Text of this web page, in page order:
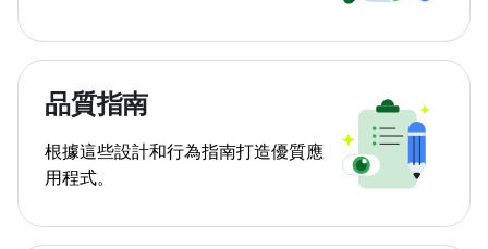
品質指南
根據這些設計和行為指南打造優質應
用程式。